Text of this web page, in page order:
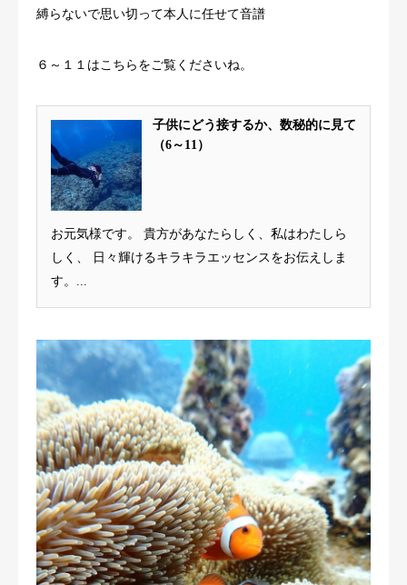
縛らないで思い切って本人に任せて音譜
６～１１はこちらをご覧くださいね。
子供にどう接するか、数秘的に見て
（6～11）
お元気様です。 貴方があなたらしく、私はわたしら
しく、 日々輝けるキラキラエッセンスをお伝えしま
す。...